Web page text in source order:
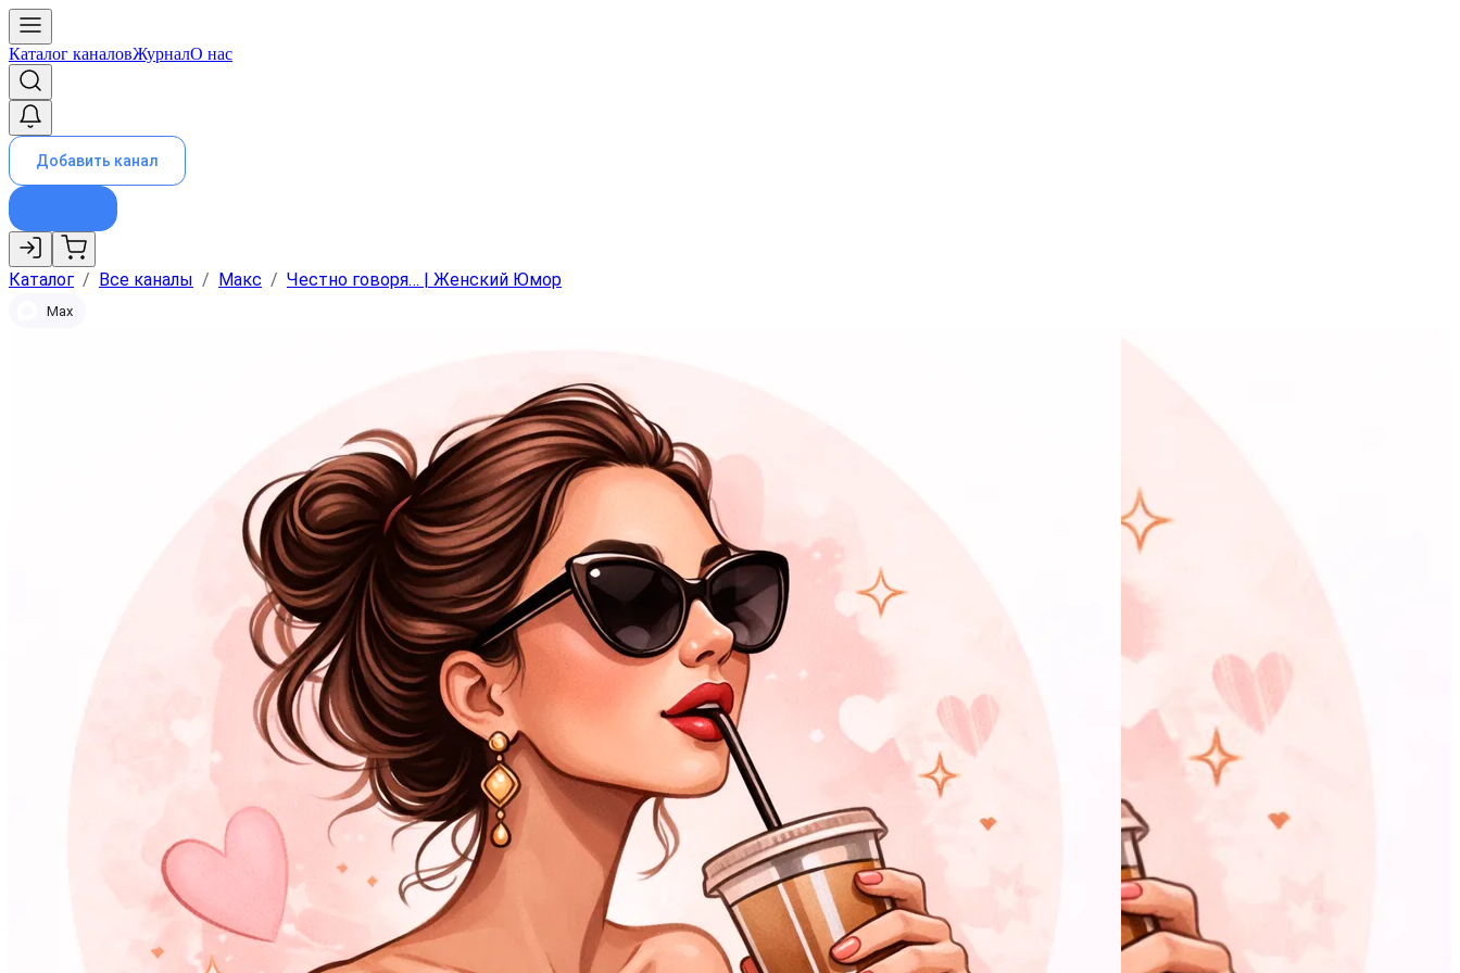
Каталог каналовЖурналО нас
Добавить канал
Каталог / Все каналы / Макс / Честно говоря… | Женский Юмор
Max